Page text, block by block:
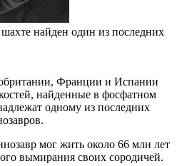
найден один из последних
Франции и Испании
найденные в фосфатном
одному из последних
мог жить около 66 млн лет
вымирания своих сородичей.